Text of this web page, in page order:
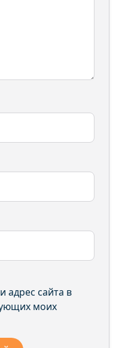
адрес сайта в
моих